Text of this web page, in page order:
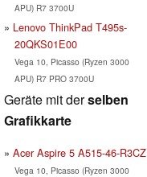
APU) R7 3700U
Lenovo ThinkPad T495s-
20QKS01E00
Vega 10, Picasso (Ryzen 3000
APU) R7 PRO 3700U
Geräte mit derselben
Grafikkarte
Acer Aspire 5 A515-46-R3CZ
Vega 10, Picasso (Ryzen 3000